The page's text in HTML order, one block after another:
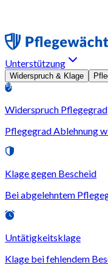
Unterstützung
Widerspruch & Klage
Widerspruch Pflegegrad
Pflegegrad Ablehnung
Klage gegen Bescheid
Bei abgelehntem
Untätigkeitsklage
Klage bei fehlendem